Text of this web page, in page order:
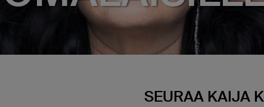
SEURAA KAIJA